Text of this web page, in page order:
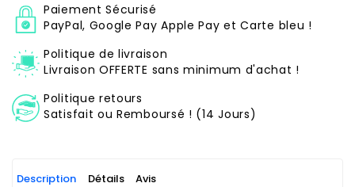
Paiement Sécurisé
PayPal, Google Pay Apple Pay et Carte bleu !
Politique de livraison
Livraison OFFERTE sans minimum d'achat !
Politique retours
Satisfait ou Remboursé ! (14 Jours)
Description Détails Avis